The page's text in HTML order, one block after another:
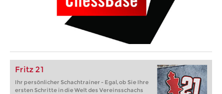
Fritz 21
Ihr persönlicher Schachtrainer - Egal, ob Sie Ihre
ersten Schritte in die Welt des Vereinsschachs